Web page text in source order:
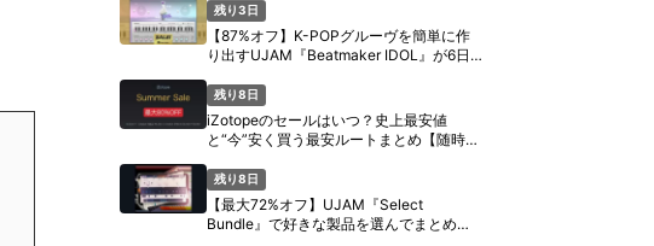
残り3日
【87%オフ】K-POPグルーヴを簡単に作
り出すUJAM『Beatmaker IDOL』が6日
残り8日
iZotopeのセールはいつ？史上最安値
と“今”安く買う最安ルートまとめ【随時更
残り8日
【最大72%オフ】UJAM『Select
Bundle』で好きな製品を選んでまとめ買